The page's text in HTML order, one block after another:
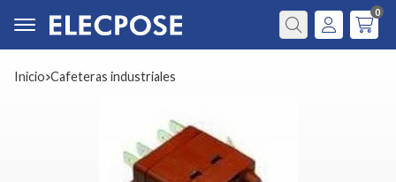
Buscar
0
Inicio cafeteras industriales